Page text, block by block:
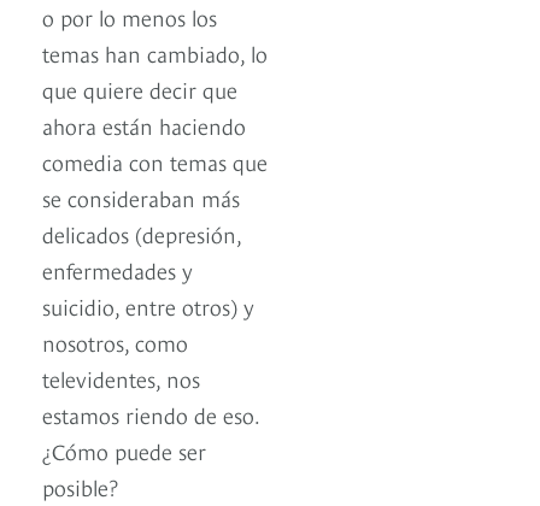
o por lo menos los
temas han cambiado, lo
que quiere decir que
ahora están haciendo
comedia con temas que
se consideraban más
delicados (depresión,
enfermedades y
suicidio, entre otros) y
nosotros, como
televidentes, nos
estamos riendo de eso.
¿Cómo puede ser
posible?